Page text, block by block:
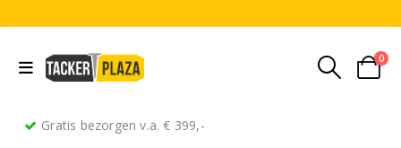
0
Gratis bezorgen v.a. € 399,-